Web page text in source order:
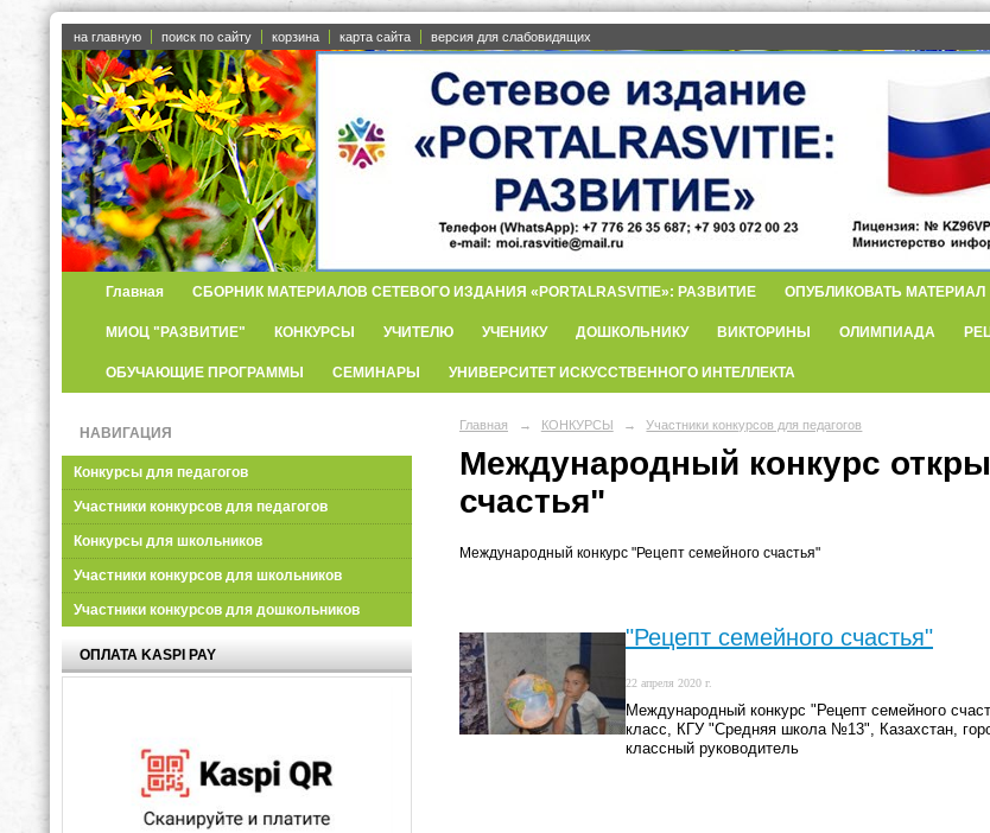
на главную поиск по сайту корзина карта сайта версия для слабовидящих
Главная СБОРНИК МАТЕРИАЛОВ СЕТЕВОГО ИЗДАНИЯ «PORTALRASVITIE»: РАЗВИТИЕ ОПУБЛИКОВАТЬ МАТЕРИАЛ
МИОЦ "РАЗВИТИЕ" КОНКУРСЫ УЧИТЕЛЮ УЧЕНИКУ ДОШКОЛЬНИКУ ВИКТОРИНЫ ОЛИМПИАДА
ОБУЧАЮЩИЕ ПРОГРАММЫ СЕМИНАРЫ УНИВЕРСИТЕТ ИСКУССТВЕННОГО ИНТЕЛЛЕКТА
НАВИГАЦИЯ
Конкурсы для педагогов
Участники конкурсов для педагогов
Конкурсы для школьников
Участники конкурсов для школьников
Участники конкурсов для дошкольников
ОПЛАТА KASPI PAY
Главная → КОНКУРСЫ → Участники конкурсов для педагогов
Международный конкурс
счастья"
Международный конкурс "Рецепт семейного счастья"
"Рецепт семейного счастья"
22 апреля 2020 г.
Международный конкурс "Рецепт семейного
класс, КГУ "Средняя школа №13", Казахстан,
классный руководитель